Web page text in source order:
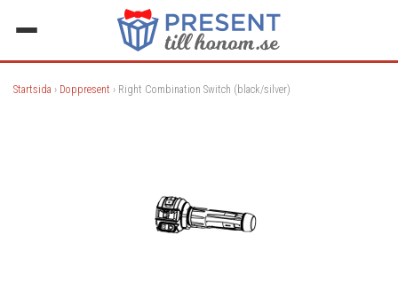
Startsida › Doppresent › Right Combination Switch (black/silver)